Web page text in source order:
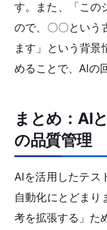
す。また、「この
ので、〇〇という
ます」という背景
めることで、AIの
まとめ：AI
の品質管理
AIを活用したテス
自動化にとどまり
考を拡張する」た